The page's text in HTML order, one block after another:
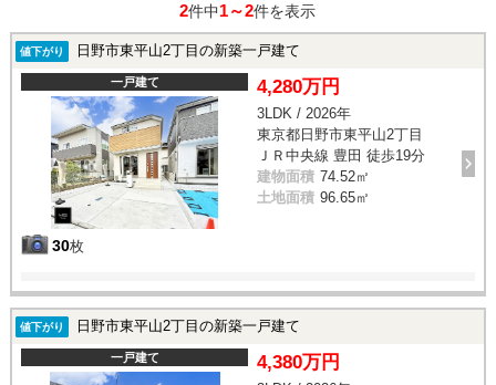
2件中1～2件を表示
値下がり 日野市東平山2丁目の新築一戸建て
一戸建て
30枚
4,280万円
3LDK / 2026年
東京都日野市東平山2丁目
ＪＲ中央線 豊田 徒歩19分
建物面積 74.52㎡
土地面積 96.65㎡
値下がり 日野市東平山2丁目の新築一戸建て
一戸建て 4,380万円